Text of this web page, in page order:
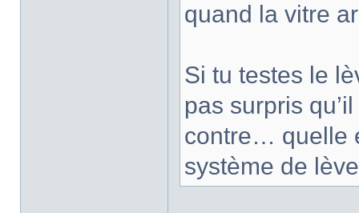
quand la vitre
Si tu testes le
pas surpris
contre… quelle
système de